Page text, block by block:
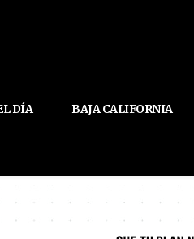
DÍA BAJA CALIFORNIA